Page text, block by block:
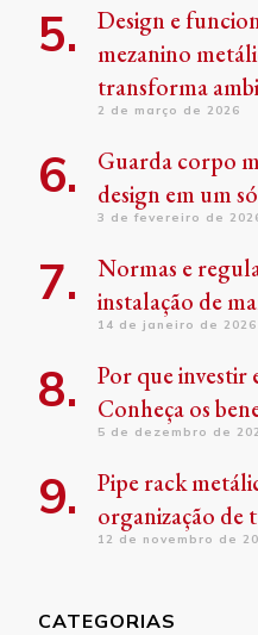
Design e
mezanino
transforma
2 de março de 2026
Guarda corpo
design em um
3 de fevereiro de
Normas e
instalação de
14 de janeiro de 2026
Por que investir
Conheça os
5 de dezembro de
Pipe rack
organização de
12 de novembro de
CATEGORIAS